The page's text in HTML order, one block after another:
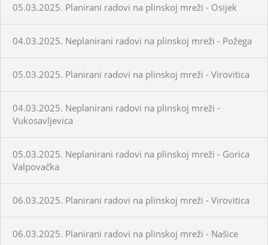
05.03.2025. Planirani radovi na plinskoj mreži - Osijek
04.03.2025. Neplanirani radovi na plinskoj mreži - Požega
05.03.2025. Planirani radovi na plinskoj mreži - Virovitica
04.03.2025. Neplanirani radovi na plinskoj mreži -
Vukosavljevica
05.03.2025. Neplanirani radovi na plinskoj mreži - Gorica
Valpovačka
06.03.2025. Planirani radovi na plinskoj mreži - Virovitica
06.03.2025. Planirani radovi na plinskoj mreži - Našice